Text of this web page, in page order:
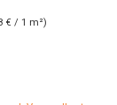
€ / 1 m²)